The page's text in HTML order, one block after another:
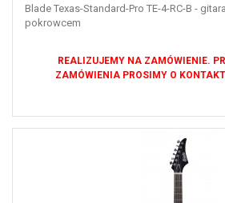
Blade Texas-Standard-Pro TE-4-RC-B -
pokrowcem
REALIZUJEMY NA ZAMÓWIENIE.
ZAMÓWIENIA PROSIMY O